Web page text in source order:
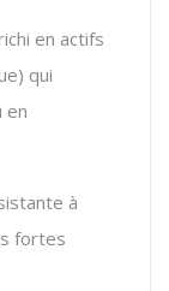
en actifs
qui
en
à
fortes